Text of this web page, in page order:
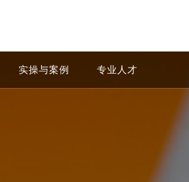
实操与案例 专业人才